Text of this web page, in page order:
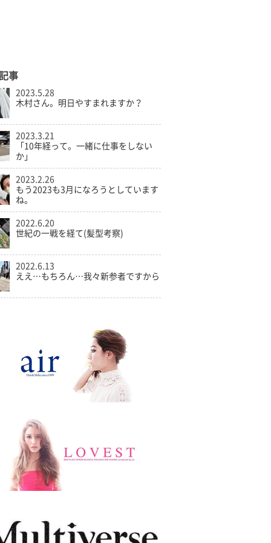
事
2023.5.28
木村さん。明日やすまれますか？
2023.3.21
「10年経って。一緒に仕事をしない
か」
2023.2.26
もう2023も3月になろうとしています
ね。
2022.6.20
世紀の一戦を経て(髪型考察)
2022.6.13
ええ…もちろん…我々新参者ですから